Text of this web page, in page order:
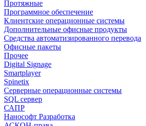
Протяжные
Программное обеспечение
Клиентские операционные системы
Дополнительные офисные продукты
Средства автоматизированного перевода
Офисные пакеты
Прочее
Digital Signage
Smartplayer
Spinetix
Серверные операционные системы
SQL сервер
САПР
Нанософт Разработка